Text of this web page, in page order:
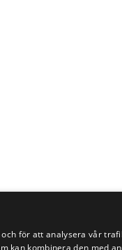
för att analysera vår
kan kombinera den med